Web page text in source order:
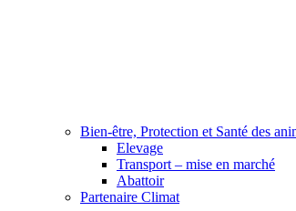
Bien-être, Protection et Santé des
Elevage
Transport – mise en marché
Abattoir
Partenaire Climat